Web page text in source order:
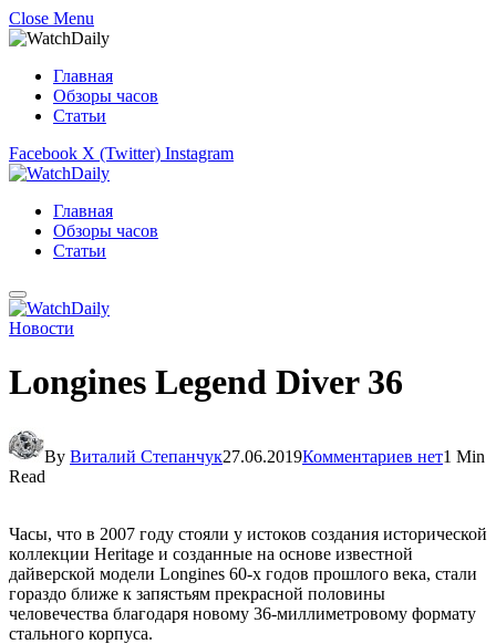
Close Menu
Главная
Обзоры часов
Статьи
Facebook X (Twitter) Instagram
Главная
Обзоры часов
Статьи
Новости
Longines Legend Diver 36
By Виталий Степанчук27.06.2019Комментариев нет1 Min
Read
Часы, что в 2007 году стояли у истоков создания исторической
коллекции Heritage и созданные на основе известной
дайверской модели Longines 60-х годов прошлого века, стали
гораздо ближе к запястьям прекрасной половины
человечества благодаря новому 36-миллиметровому формату
стального корпуса.